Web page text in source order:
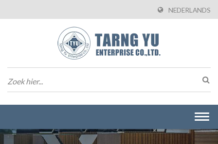
NEDERLANDS